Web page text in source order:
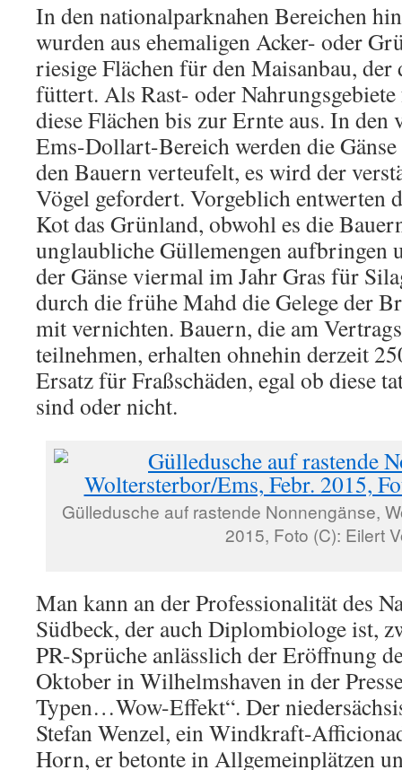
In den nationalparknahen Bereichen
wurden aus ehemaligen Acker- oder
riesige Flächen für den Maisanbau, der
füttert. Als Rast- oder
diese Flächen bis zur Ernte aus. In den
Ems-Dollart-Bereich werden die Gänse
den Bauern verteufelt, es wird der
Vögel gefordert. Vorgeblich entwerten
Kot das Grünland, obwohl es die
unglaubliche Güllemengen aufbringen
der Gänse viermal im Jahr Gras für
durch die frühe Mahd die Gelege der
mit vernichten. Bauern, die am
teilnehmen, erhalten ohnehin derzeit
Ersatz für Fraßschäden, egal ob diese
sind oder nicht.
Gülledusche auf rastende Nonnengänse,
2015, Foto (C): Eilert
Man kann an der Professionalität des
Südbeck, der auch Diplombiologe ist,
PR-Sprüche anlässlich der Eröffnung
Oktober in Wilhelmshaven in der
Typen…Wow-Effekt“. Der
Stefan Wenzel, ein Windkraft-
Horn, er betonte in Allgemeinplätzen